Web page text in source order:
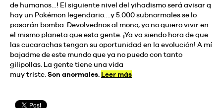
de humanos…! El siguiente nivel del yihadismo será avisar q
hay un Pokémon legendario….y 5.000 subnormales se lo
pasarán bomba. Devolvednos al mono, yo no quiero vivir en
el mismo planeta que esta gente. ¡Ya va siendo hora de que
las cucarachas tengan su oportunidad en la evolución! A mí
bajadme de este mundo que ya no puedo con tanto
gilipollas. La gente tiene una vida
muy triste.Son anormales. Leer más